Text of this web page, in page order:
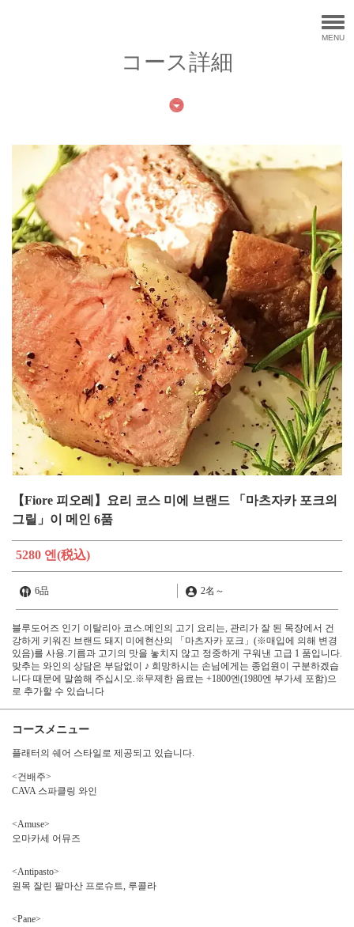
MENU
コース詳細
【Fiore 피오레】요리 코스 미에 브랜드 「마츠자카 포크의
그릴」이 메인 6품
5280 엔 (税込)
6品 2名 ～
블루도어즈 인기 이탈리아 코스.메인의 고기 요리는, 관리가 잘 된 목장에서 건
강하게 키워진 브랜드 돼지 미에현산의 「마츠자카 포크」(※매입에 의해 변경
있음)를 사용.기름과 고기의 맛을 놓치지 않고 정중하게 구워낸 고급 1 품입니다.
맞추는 와인의 상담은 부담없이 ♪ 희망하시는 손님에게는 종업원이 구분하겠습
니다 때문에 말씀해 주십시오.※무제한 음료는 +1800엔(1980엔 부가세 포함)으
로 추가할 수 있습니다
コースメニュー
플래터의 쉐어 스타일로 제공되고 있습니다.
<건배주>
CAVA 스파클링 와인
<Amuse>
오마카세 어뮤즈
<Antipasto>
원목 잘린 팔마산 프로슈트, 루콜라
<Pane>